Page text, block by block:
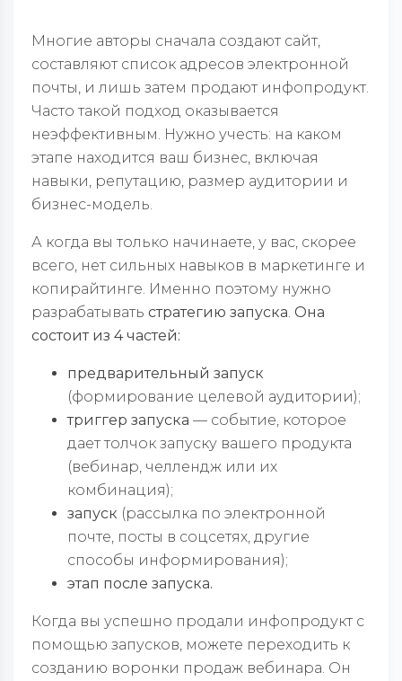
Многие авторы сначала создают сайт,
составляют список адресов электронной
почты, и лишь затем продают инфопродукт.
Часто такой подход оказывается
неэффективным. Нужно учесть: на каком
этапе находится ваш бизнес, включая
навыки, репутацию, размер аудитории и
бизнес-модель.
А когда вы только начинаете, у вас, скорее
всего, нет сильных навыков в маркетинге и
копирайтинге. Именно поэтому нужно
разрабатывать стратегию запуска Она
состоит из 4 частей:
предварительный запуск
(формирование целевой аудитории);
триггер запуска — событие, которое
дает толчок запуску вашего продукта
(вебинар, челлендж или их
комбинация);
запуск (рассылка по электронной
почте, посты в соцсетях, другие
способы информирования);
этап после запуска.
Когда вы успешно продали инфопродукт с
помощью запусков, можете переходить к
созданию воронки продаж вебинара. Он